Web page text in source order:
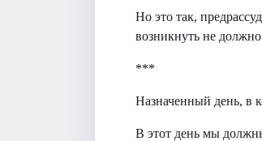
Но это так,
возникнуть не
***
Назначенный день, в
В этот день мы